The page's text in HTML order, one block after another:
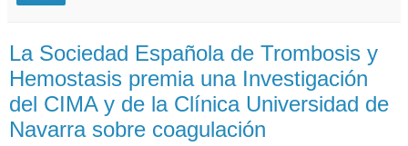
La Sociedad Española de Trombosis y
Hemostasis premia una Investigación
del CIMA y de la Clínica Universidad de
Navarra sobre coagulación